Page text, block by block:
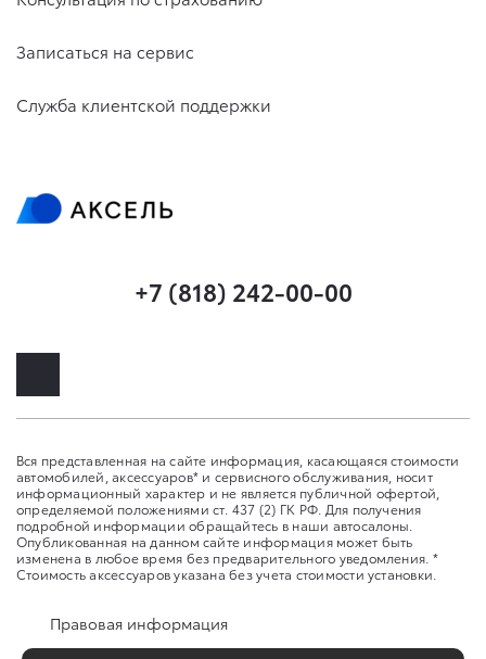
Записаться на сервис
Служба клиентской поддержки
+7 (818) 242-00-00
Вся представленная на сайте информация, касающаяся стоимости
автомобилей, аксессуаров* и сервисного обслуживания, носит
информационный характер и не является публичной офертой,
определяемой положениями ст. 437 (2) ГК РФ. Для получения
подробной информации обращайтесь в наши автосалоны.
Опубликованная на данном сайте информация может быть
изменена в любое время без предварительного уведомления. *
Стоимость аксессуаров указана без учета стоимости установки.
Правовая информация